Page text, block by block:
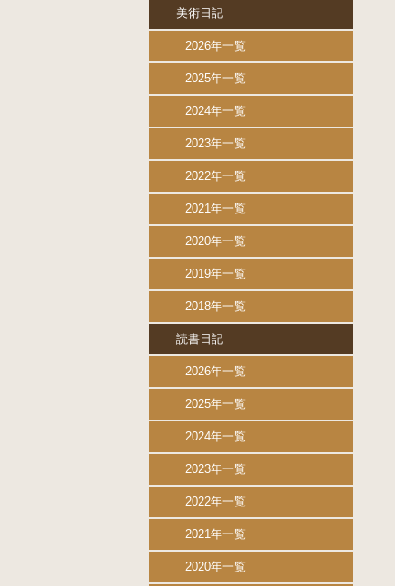
美術日記
2026年一覧
2025年一覧
2024年一覧
2023年一覧
2022年一覧
2021年一覧
2020年一覧
2019年一覧
2018年一覧
読書日記
2026年一覧
2025年一覧
2024年一覧
2023年一覧
2022年一覧
2021年一覧
2020年一覧